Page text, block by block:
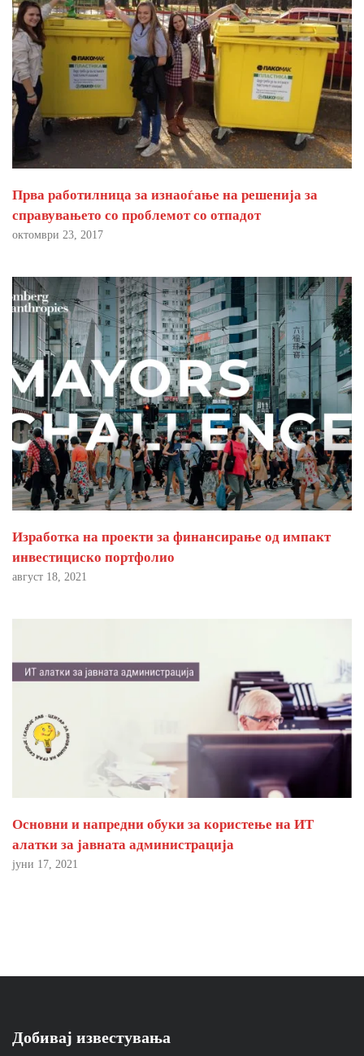
Прва работилница за изнаоѓање на решенија за
справувањето со проблемот со отпадот
октомври 23, 2017
Изработка на проекти за финансирање од импакт
инвестициско портфолио
август 18, 2021
Основни и напредни обуки за користење на ИТ
алатки за јавната администрација
јуни 17, 2021
Добивај известувања